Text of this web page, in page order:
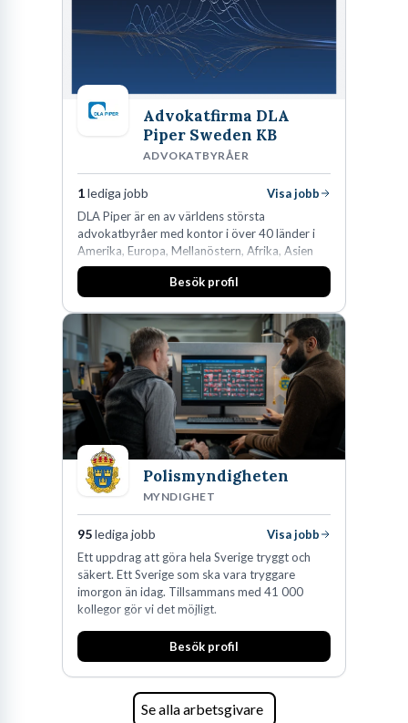
Advokatfirma DLA
Piper Sweden KB
ADVOKATBYRÅER
1lediga jobb
Visa jobb
DLA Piper är en av världens största
advokatbyråer med kontor i över 40 länder i
Amerika, Europa, Mellanöstern, Afrika, Asien
och Oceanien. Vi är specialister inom
affärsjuridikens alla områden och vi har några
fler än 450 jurister på fem kontor i Stockholm,
Köpenhamn, Århus, Oslo och Helsingfors kan vi
på DLA Piper erbjuda våra klienter en unik,
effektiv och gränsöverskridande nordisk
expertis. På vårt kontor i centrala Stockholm är
vi idag drygt 240 medarbetare.
Besök profil
Polismyndigheten
MYNDIGHET
95lediga jobb
Visa jobb
Ett uppdrag att göra hela Sverige tryggt och
säkert. Ett Sverige som ska vara tryggare
imorgon än idag. Tillsammans med 41 000
kollegor gör vi det möjligt.
Besök profil
Se alla arbetsgivare